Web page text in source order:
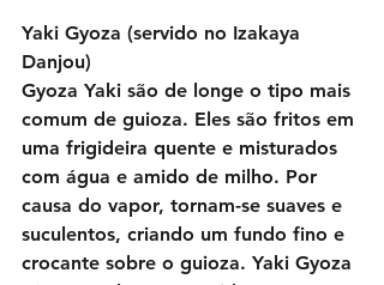
Yaki Gyoza (servido no Izakaya
Danjou)
Gyoza Yaki são de longe o tipo mais
comum de guioza. Eles são fritos em
uma frigideira quente e misturados
com água e amido de milho. Por
causa do vapor, tornam-se suaves e
suculentos, criando um fundo fino e
crocante sobre o guioza. Yaki Gyoza